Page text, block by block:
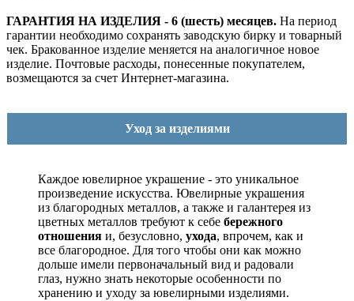
ГАРАНТИЯ НА ИЗДЕЛИЯ - 6 (шесть) месяцев. На период
гарантии необходимо сохранять заводскую бирку и товарный
чек. Бракованное изделие меняется на аналогичное новое
изделие. Почтовые расходы, понесенные покупателем,
возмещаются за счет Интернет-магазина.
Уход за изделиями
Каждое ювелирное украшение - это уникальное
произведение искусства. Ювелирные украшения
из благородных металлов, а также и галантерея из
цветных металлов требуют к себе бережного
отношения и, безусловно, ухода, впрочем, как и
все благородное. Для того чтобы они как можно
дольше имели первоначальный вид и радовали
глаз, нужно знать некоторые особенности по
хранению и уходу за ювелирными изделиями.